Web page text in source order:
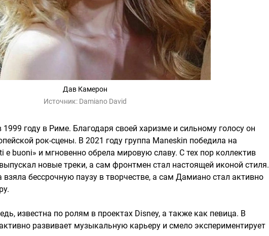
Дав Камерон
Источник: Damiano David
году в Риме. Благодаря своей харизме и сильному голосу он
рок-сцены. В 2021 году группа Maneskin победила на
e buoni» и мгновенно обрела мировую славу. С тех пор коллектив
новые треки, а сам фронтмен стал настоящей иконой стиля.
взяла бессрочную паузу в творчестве, а сам Дамиано стал активно
известна по ролям в проектах Disney, а также как певица. В
развивает музыкальную карьеру и смело экспериментирует